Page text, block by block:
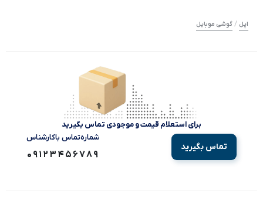
اپل / گوشی موبایل
برای استعلام قیمت و موجودی تماس بگیرید
تماس بگیرید
شماره‌تماس‌ با‌کارشناس
09123456789